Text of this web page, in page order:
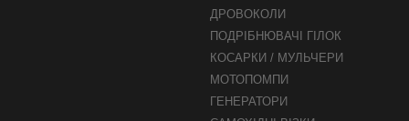
ДРОВОКОЛИ
ПОДРІБНЮВАЧІ ГІЛОК
КОСАРКИ / МУЛЬЧЕРИ
МОТОПОМПИ
ГЕНЕРАТОРИ